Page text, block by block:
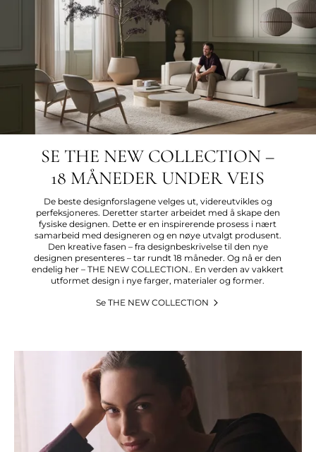
SE THE NEW COLLECTION –
18 MÅNEDER UNDER VEIS
De beste designforslagene velges ut, videreutvikles og
perfeksjoneres. Deretter starter arbeidet med å skape den
fysiske designen. Dette er en inspirerende prosess i nært
samarbeid med designeren og en nøye utvalgt produsent.
Den kreative fasen – fra designbeskrivelse til den nye
designen presenteres – tar rundt 18 måneder. Og nå er den
endelig her – THE NEW COLLECTION.. En verden av vakkert
utformet design i nye farger, materialer og former.
Se THE NEW COLLECTION